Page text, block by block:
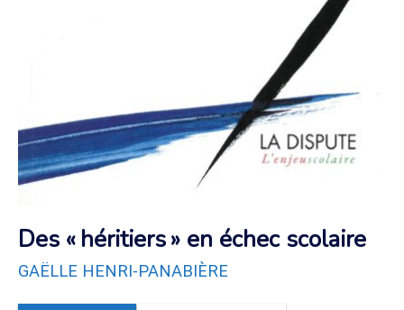
Des « héritiers » en échec scolaire
GAËLLE HENRI-PANABIÈRE